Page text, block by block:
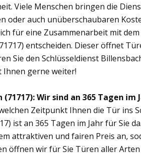
Viele Menschen bringen die
oder auch unüberschaubaren
für eine Zusammenarbeit mit
entscheiden. Dieser öffnet
Sie den Schlüsseldienst
gerne weiter!
Wir sind an 365 Tagen im
Zeitpunkt Ihnen die Tür ins
ist an 365 Tagen im Jahr für Sie
attraktiven und fairen Preis an,
öffnen wir für Sie Türen aller Arten